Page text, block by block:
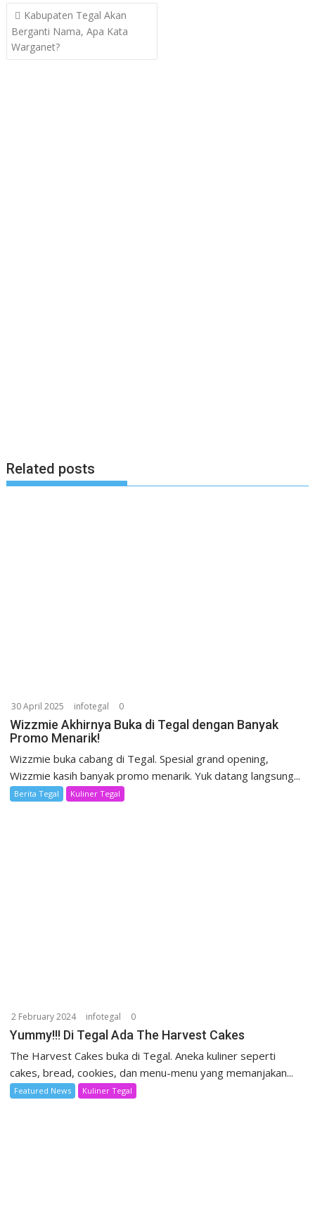
Post
navigation
Kabupaten Tegal Akan
Berganti Nama, Apa Kata
Warganet?
Related posts
30 April 2025 infotegal 0
Wizzmie Akhirnya Buka di Tegal dengan Banyak
Promo Menarik!
Wizzmie buka cabang di Tegal. Spesial grand opening,
Wizzmie kasih banyak promo menarik. Yuk datang langsung...
Berita Tegal Kuliner Tegal
2 February 2024 infotegal 0
Yummy!!! Di Tegal Ada The Harvest Cakes
The Harvest Cakes buka di Tegal. Aneka kuliner seperti
cakes, bread, cookies, dan menu-menu yang memanjakan...
Featured News Kuliner Tegal